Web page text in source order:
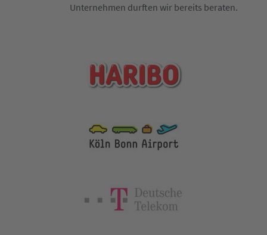
Unternehmen durften wir bereits beraten.